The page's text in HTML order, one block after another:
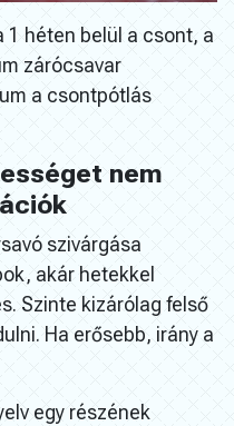
1 héten belül a csont, a
zárócsavar
a csontpótlás
nem
szivárgása
akár hetekkel
Szinte kizárólag felső
Ha erősebb, irány a
egy részének